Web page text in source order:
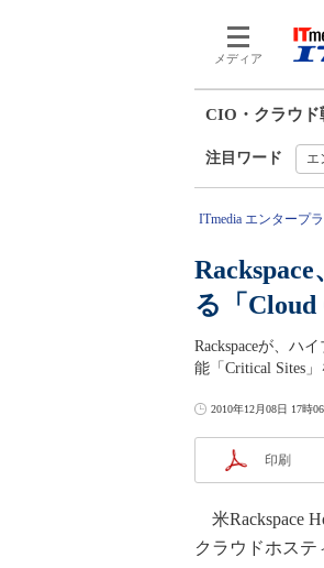
メディア
CIO・クラウド
注目ワード エ
ITmedia エンタープ
る「Cloud
Rackspaceが、ハ
能「Critical Sites」
2010年12月08日 17時
印刷
米Rackspace
クラウドホステ